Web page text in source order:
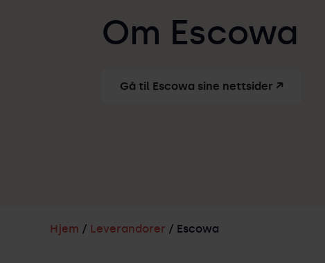
Om Escowa
Gå til Escowa sine nettsider ↗︎
Hjem / Leverandorer / Escowa